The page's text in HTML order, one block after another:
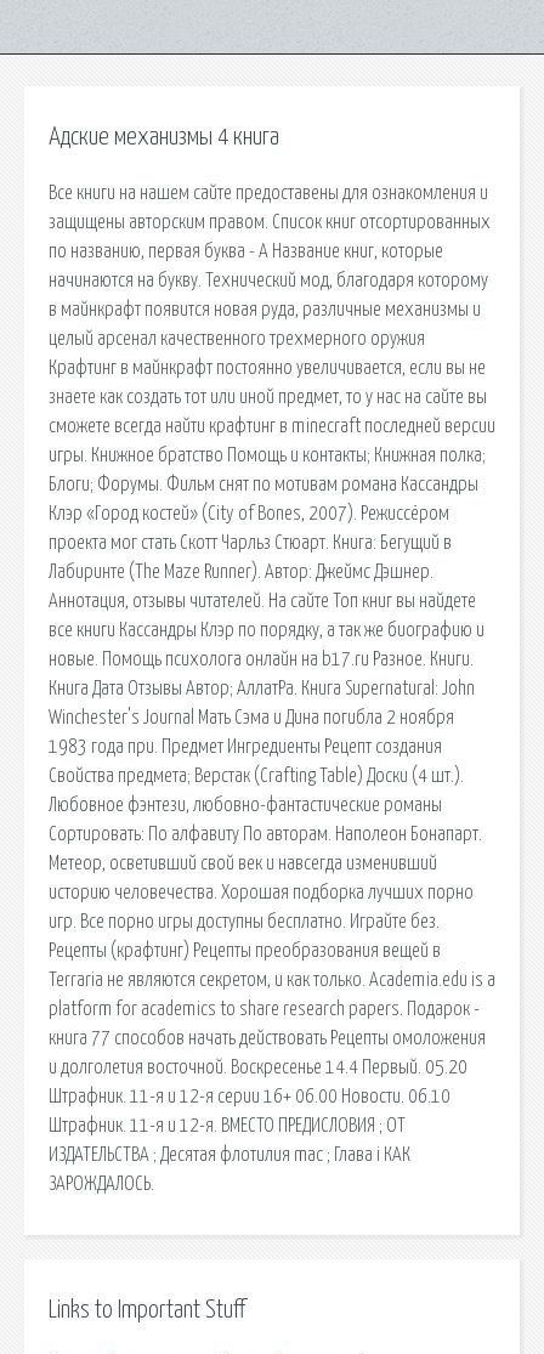
Адские механизмы 4 книга
Все книги на нашем сайте предоставены для ознакомления и
защищены авторским правом. Список книг отсортированных
по названию, первая буква - А Название книг, которые
начинаются на букву. Технический мод, благодаря которому
в майнкрафт появится новая руда, различные механизмы и
целый арсенал качественного трехмерного оружия
Крафтинг в майнкрафт постоянно увеличивается, если вы не
знаете как создать тот или иной предмет, то у нас на сайте вы
сможете всегда найти крафтинг в minecraft последней версии
игры. Книжное братство Помощь и контакты; Книжная полка;
Блоги; Форумы. Фильм снят по мотивам романа Кассандры
Клэр «Город костей» (City of Bones, 2007). Режиссёром
проекта мог стать Скотт Чарльз Стюарт. Книга: Бегущий в
Лабиринте (The Maze Runner). Автор: Джеймс Дэшнер.
Аннотация, отзывы читателей. На сайте Топ книг вы найдете
все книги Кассандры Клэр по порядку, а так же биографию и
новые. Помощь психолога онлайн на b17.ru Разное. Книги.
Книга Дата Отзывы Автор; АллатРа. Книга Supernatural: John
Winchester's Journal Мать Сэма и Дина погибла 2 ноября
1983 года при. Предмет Ингредиенты Рецепт создания
Свойства предмета; Верстак (Crafting Table) Доски (4 шт.).
Любовное фэнтези, любовно-фантастические романы
Сортировать: По алфавиту По авторам. Наполеон Бонапарт.
Метеор, осветивший свой век и навсегда изменивший
историю человечества. Хорошая подборка лучших порно
игр. Все порно игры доступны бесплатно. Играйте без.
Рецепты (крафтинг) Рецепты преобразования вещей в
Terraria не являются секретом, и как только. Academia.edu is a
platform for academics to share research papers. Подарок -
книга 77 способов начать действовать Рецепты омоложения
и долголетия восточной. Воскресенье 14.4 Первый. 05.20
Штрафник. 11-я и 12-я серии 16+ 06.00 Новости. 06.10
Штрафник. 11-я и 12-я. ВМЕСТО ПРЕДИСЛОВИЯ ; ОТ
ИЗДАТЕЛЬСТВА ; Десятая флотилия mac ; Глава i КАК
ЗАРОЖДАЛОСЬ.
Links to Important Stuff